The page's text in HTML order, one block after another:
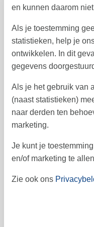
43 19 20
44 26 27
45
Vrij
Prijs
Periode
Aankomst
Duur
en kunnen daarom
Als je toestemming
statistieken, help je
ontwikkelen. In dit
gegevens
Als je het gebruik van
(naast statistieken)
naar derden ten
marketing.
Je kunt je
en/of marketing te
Zie ook ons